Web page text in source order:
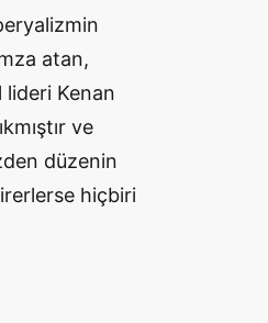
atan,
Kenan
ve
düzenin
hiçbiri